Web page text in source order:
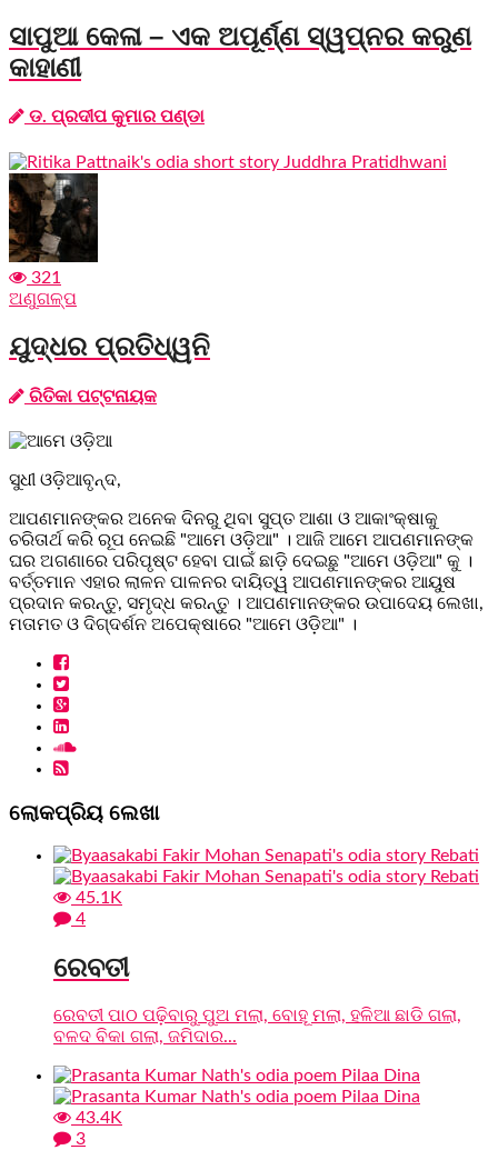
ସାପୁଆ କେଳା – ଏକ ଅପୂର୍ଣ୍ଣ ସ୍ୱପ୍ନର କରୁଣ
କାହାଣୀ
ଡ. ପ୍ରଦୀପ କୁମାର ପଣ୍ଡା
321
ଅଣୁଗଳ୍ପ
ଯୁଦ୍ଧର ପ୍ରତିଧ୍ୱନି
ରିତିକା ପଟ୍ଟନାୟକ
ସୁଧୀ ଓଡ଼ିଆବୃନ୍ଦ,
ଆପଣମାନଙ୍କର ଅନେକ ଦିନରୁ ଥିବା ସୁପ୍ତ ଆଶା ଓ ଆକାଂକ୍ଷାକୁ
ଚରିତାର୍ଥ କରି ରୂପ ନେଇଛି "ଆମେ ଓଡ଼ିଆ" । ଆଜି ଆମେ ଆପଣମାନଙ୍କ
ଘର ଅଗଣାରେ ପରିପୃଷ୍ଟ ହେବା ପାଇଁ ଛାଡ଼ି ଦେଇଛୁ "ଆମେ ଓଡ଼ିଆ" କୁ ।
ବର୍ତ୍ତମାନ ଏହାର ଲାଳନ ପାଳନର ଦାୟିତ୍ୱ ଆପଣମାନଙ୍କର ଆୟୁଷ
ପ୍ରଦାନ କରନ୍ତୁ, ସମୃଦ୍ଧ କରନ୍ତୁ । ଆପଣମାନଙ୍କର ଉପାଦେୟ ଲେଖା,
ମତାମତ ଓ ଦିଗ୍ଦର୍ଶନ ଅପେକ୍ଷାରେ "ଆମେ ଓଡ଼ିଆ" ।
ଲୋକପ୍ରିୟ ଲେଖା
45.1K
4
ରେବତୀ
ରେବତୀ ପାଠ ପଢ଼ିବାରୁ ପୁଅ ମଲା, ବୋହୂ ମଲା, ହଳିଆ ଛାଡି ଗଲା,
ବଳଦ ବିକା ଗଲା, ଜମିଦାର...
43.4K
3